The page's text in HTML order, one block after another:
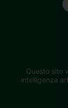
Questo sito
intelligenza